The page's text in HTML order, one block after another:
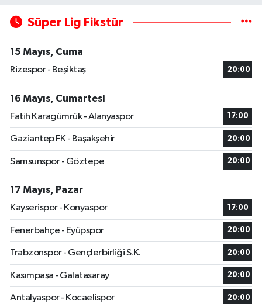
Süper Lig Fikstür
15 Mayıs, Cuma
Rizespor - Beşiktaş
20:00
16 Mayıs, Cumartesi
Fatih Karagümrük - Alanyaspor
17:00
Gaziantep FK - Başakşehir 20:00
Samsunspor - Göztepe 20:00
17 Mayıs, Pazar
Kayserispor - Konyaspor
17:00
Fenerbahçe - Eyüpspor 20:00
Trabzonspor - Gençlerbirliği S.K. 20:00
Kasımpaşa - Galatasaray 20:00
Antalyaspor - Kocaelispor 20:00